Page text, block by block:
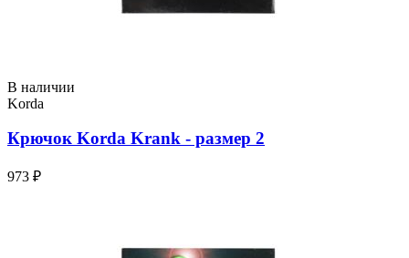
В наличии
Korda
Крючок Korda Krank - размер 2
973 ₽